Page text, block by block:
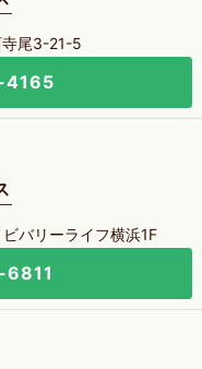
寺尾3-21-5
バリーライフ横浜1F